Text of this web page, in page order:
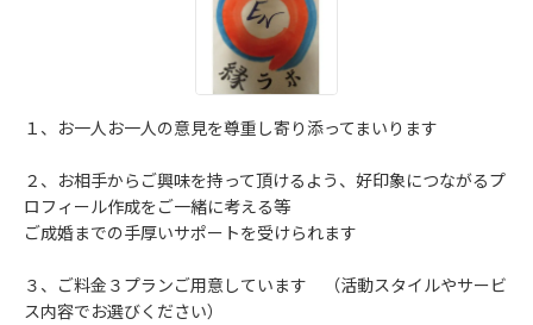
１、お一人お一人の意見を尊重し寄り添ってまいります
２、お相手からご興味を持って頂けるよう、好印象につながるプ
ロフィール作成をご一緒に考える等
ご成婚までの手厚いサポートを受けられます
３、ご料金３プランご用意しています （活動スタイルやサービ
ス内容でお選びください）